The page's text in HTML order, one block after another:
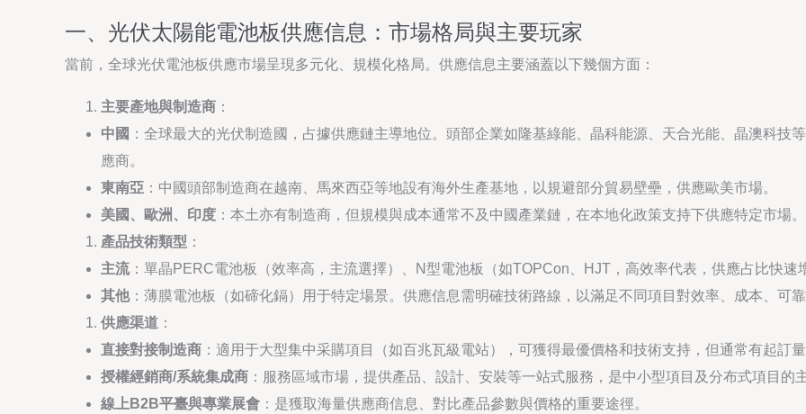
一、光伏太陽能電池板供應信息：市場格局與主要玩家
當前，全球光伏電池板供應市場呈現多元化、規模化格局。供應信息主要涵蓋以下幾個方面：
主要產地與制造商 ：
中國 ：全球最大的光伏制造國，占據供應鏈主導地位。頭部企業如隆基綠能、晶科能源、天合光能、晶澳科技
應商。
東南亞 ：中國頭部制造商在越南、馬來西亞等地設有海外生產基地，以規避部分貿易壁壘，供應歐美市場。
美國、歐洲、印度 ：本土亦有制造商，但規模與成本通常不及中國產業鏈，在本地化政策支持下供應特定市場。
產品技術類型 ：
主流：單晶PERC電池板（效率高，主流選擇）、N型電池板（如TOPCon、HJT，高效率代表，供應占比快速
其他：薄膜電池板（如碲化鎘）用于特定場景。供應信息需明確技術路線，以滿足不同項目對效率、成本、可
供應渠道 ：
直接對接制造商 ：適用于大型集中采購項目（如百兆瓦級電站），可獲得最優價格和技術支持，但通常有起訂
授權經銷商/系統集成商 ：服務區域市場，提供產品、設計、安裝等一站式服務，是中小型項目及分布式項目的
線上B2B平臺與專業展會 ：是獲取海量供應商信息、對比產品參數與價格的重要途徑。